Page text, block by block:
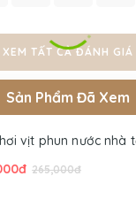
XEM TẤT CẢ ĐÁNH GIÁ
Sản Phẩm Đã Xem
vịt phun nước nhà
265,000đ